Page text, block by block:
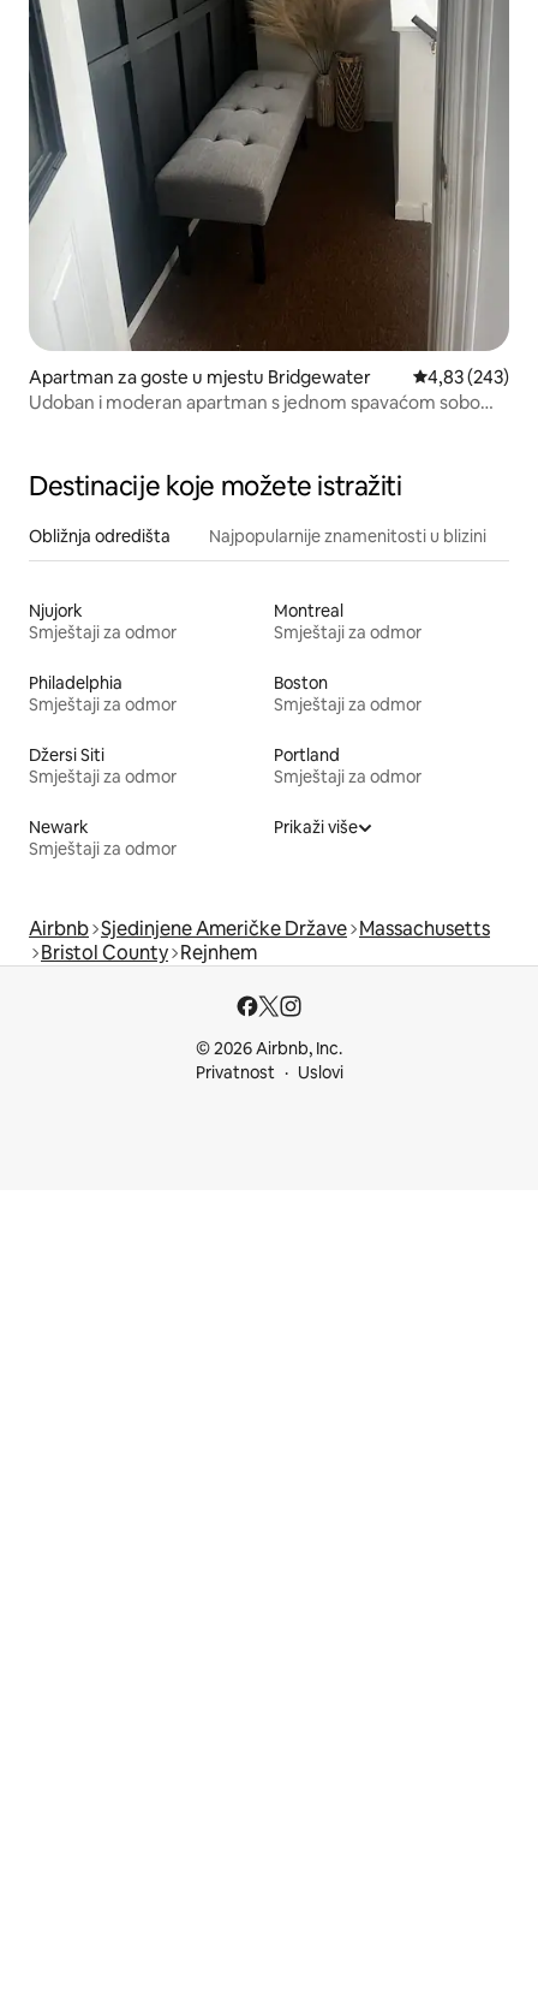
Apartman za goste u mjestu Bridgewater Prosječna
4,83 (243)
Udoban i moderan apartman s jednom spavaćom sobom
Destinacije koje možete istražiti
Obližnja odredišta Najpopularnije znamenitosti u blizini
Njujork
Smještaji za odmor
Montreal
Smještaji za odmor
Philadelphia
Smještaji za odmor
Boston
Smještaji za odmor
Džersi Siti
Smještaji za odmor
Portland
Smještaji za odmor
Newark
Smještaji za odmor
Prikaži više
Airbnb Sjedinjene Američke Države Massachusetts
Bristol County Rejnhem
© 2026 Airbnb, Inc.
Privatnost
Uslovi